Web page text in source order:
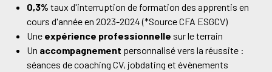
0,3% taux d'interruption de formation des apprentis en
cours d'année en 2023-2024 (*Source CFA ESGCV)
Une expérience professionnelle sur le terrain
Un accompagnement personnalisé vers la réussite :
séances de coaching CV, jobdating et évènements